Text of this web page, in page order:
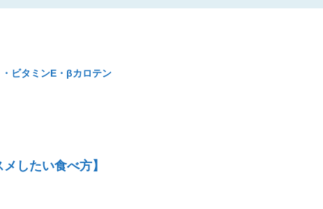
ビタミンE・βカロテン
したい食べ方】